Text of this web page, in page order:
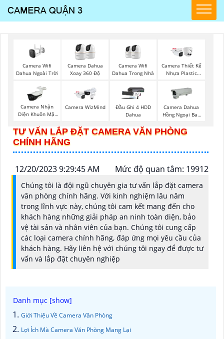
Camera Wifi
Dahua Ngoài Trời
Camera Dahua
Xoay 360 Độ
Camera Wifi
Dahua Trong Nhà
Camera Thiết Kế
Nhựa Plastic
Camera Nhận
Diện Khuôn Mặt
Camera WizMind
Đầu Ghi 4 HDD
Dahua
Camera Dahua
Hồng Ngoại Ban
TƯ VẤN LẮP ĐẶT CAMERA VĂN PHÒNG
CHÍNH HÃNG
12/20/2023 9:29:45 AM Mức độ quan tâm: 19912
Chúng tôi là đội ngũ chuyên gia tư vấn lắp đặt camera
văn phòng chính hãng. Với kinh nghiệm lâu năm
trong lĩnh vực này, chúng tôi cam kết mang đến cho
khách hàng những giải pháp an ninh toàn diện, bảo
vệ tài sản và nhân viên của bạn. Chúng tôi cung cấp
các loại camera chính hãng, đáp ứng mọi yêu cầu của
khách hàng. Hãy liên hệ với chúng tôi ngay để được tư
vấn và lắp đặt chuyên nghiệp
Giới Thiệu Về Camera Văn Phòng
Lợi Ích Mà Camera Văn Phòng Mang Lại